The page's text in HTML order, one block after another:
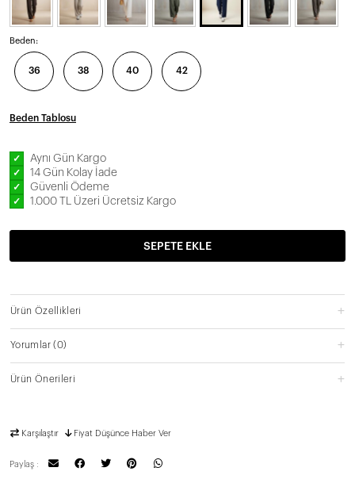
Beden:
36 38 40 42
Beden Tablosu
SEPETE EKLE
✓ Aynı Gün Kargo
✓ 14 Gün Kolay İade
✓ Güvenli Ödeme
✓ 1.000 TL Üzeri Ücretsiz Kargo
Ürün Özellikleri
Yorumlar(0)
Ürün Önerileri
Karşılaştır Fiyat Düşünce Haber Ver
Paylaş :